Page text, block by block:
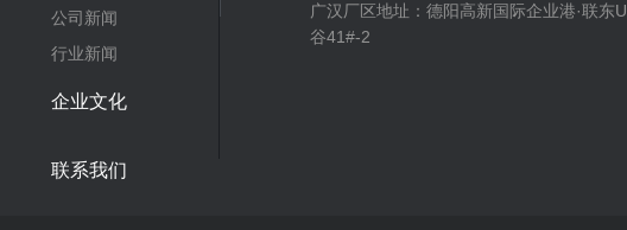
公司新闻
行业新闻
企业文化
联系我们
广汉厂区地址：德阳高新国际企业港·联东U
谷41#-2